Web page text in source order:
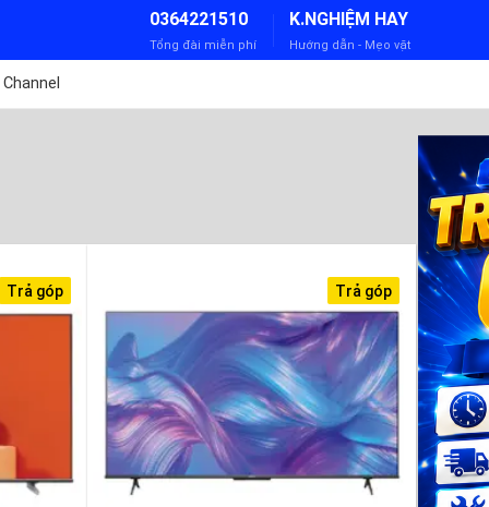
0364221510
Tổng đài miễn phí
K.NGHIỆM HAY
Hướng dẫn - Mẹo vặt
Trả góp Trả góp